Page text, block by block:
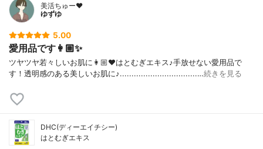
美活ちゅー❤️
ゆずゆ
5.00
愛用品です👩🏼✨
ツヤツヤ若々しいお肌に👩🏼❤️はとむぎエキス♪手放せない愛用品で
す！透明感のある美しいお肌に♪.................................…続きを見る
DHC(ディーエイチシー)
はとむぎエキス